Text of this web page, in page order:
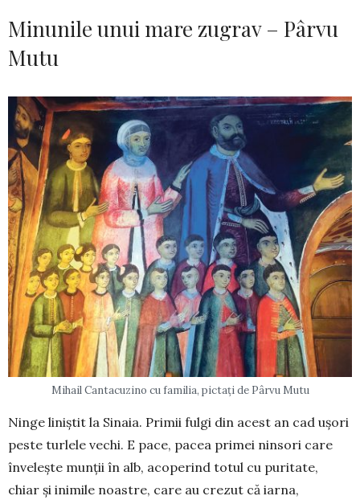
Minunile unui mare zugrav – Pârvu
Mutu
Mihail Cantacuzino cu familia, pictați de Pârvu Mutu
Ninge liniștit la Sinaia. Primii fulgi din acest an cad ușori
peste turlele vechi. E pace, pacea primei ninsori care
învelește munții în alb, aco­perind totul cu puritate,
chiar și inimile noastre, care au crezut că iarna,